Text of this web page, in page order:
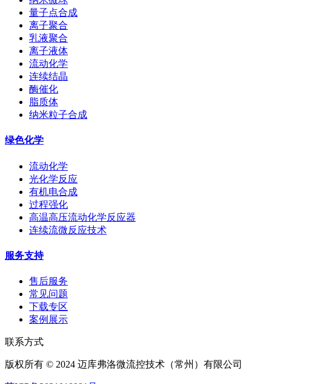
量子点合成
离子聚合
乳液聚合
离子液体
流动化学
连续结晶
酶催化
脂质体
纳米粒子合成
绿色化学
流动化学
光化学反应
有机电合成
过程强化
高温高压流动化学反应器
连续流微反应技术
服务支持
售后服务
常见问题
下载专区
案例展示
联系方式
版权所有 © 2024 迈库弗洛微流控技术（常州）有限公司